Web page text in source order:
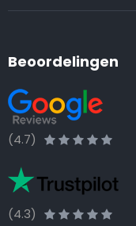
Beoordelingen
(4.7)
(4.3)